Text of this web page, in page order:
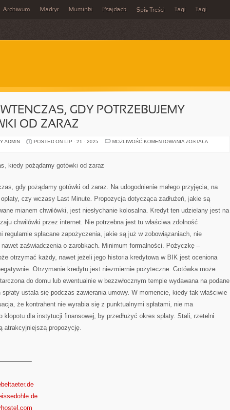
Archiwum Madryt Muminki Psajdack Spis Treści Tagi Tagi
GDY POTRZEBUJEMY
OD ZARAZ
ADMIN POSTED ON LIP - 21 - 2025 MOŻLIWOŚĆ KOMENTOWANIA STALE
ZOSTAŁA
kiedy pożądamy gotówki od zaraz
gdy pożądamy gotówki od zaraz. Na udogodnienie małego przyjęcia, na
opłaty, czy wczasy Last Minute. Propozycja dotycząca zadłużeń, jakie są
mianem chwilówki, jest niesłychanie kolosalna. Kredyt ten udzielany jest na
chwilówki przez internet. Nie potrzebna jest tu właściwa zdolność
regularnie spłacane zapożyczenia, jakie są już w zobowiązaniach, nie
nawet zaświadczenia o zarobkach. Minimum formalności. Pożyczkę –
otrzymać każdy, nawet jeżeli jego historia kredytowa w BIK jest oceniona
Otrzymanie kredytu jest niezmiernie pożyteczne. Gotówka może
do domu lub ewentualnie w bezzwłocznym tempie wydawana na podane
spłaty ustala się podczas zawierania umowy. W momencie, kiedy tak właściwie
że kontrahent nie wyrabia się z punktualnymi spłatami, nie ma
kłopotu dla instytucji finansowej, by przedłużyć okres spłaty. Stali, rzetelni
atrakcyjniejszą propozycję.